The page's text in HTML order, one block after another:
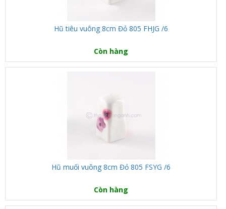
Hũ tiêu vuông 8cm Đỏ 805 FHJG /6
Còn hàng
Hũ muối vuông 8cm Đỏ 805 FSYG /6
Còn hàng